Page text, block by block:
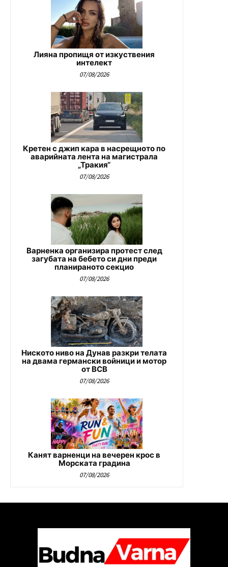
Лияна пропищя от изкуствения
интелект
07/08/2026
Кретен с джип кара в насрещното по
аварийната лента на магистрала
„Тракия“
07/08/2026
Варненка организира протест след
загубата на бебето си дни преди
планираното секцио
07/08/2026
Ниското ниво на Дунав разкри телата
на двама германски войници и мотор
от ВСВ
07/08/2026
Канят варненци на вечерен крос в
Морската градина
07/08/2026